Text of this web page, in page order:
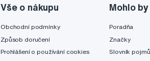
Vše o nákupu
Obchodní podmínky
Způsob doručení
Prohlášení o používání cookies
Mohlo
Poradňa
Značky
Slovník pojmů